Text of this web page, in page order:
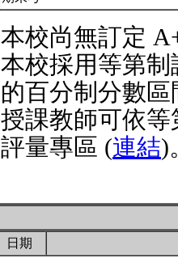
本校尚無訂定
本校採用等第
的百分制分數
授課教師可依
評量專區 (連結)
日期